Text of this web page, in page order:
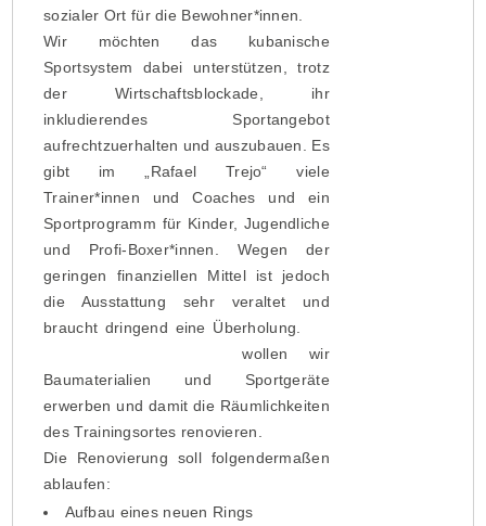
sozialer Ort für die Bewohner*innen.
Wir möchten das kubanische
Sportsystem dabei unterstützen, trotz
der Wirtschaftsblockade, ihr
inkludierendes Sportangebot
aufrechtzuerhalten und auszubauen. Es
gibt im „Rafael Trejo“ viele
Trainer*innen und Coaches und ein
Sportprogramm für Kinder, Jugendliche
und Profi-Boxer*innen. Wegen der
geringen finanziellen Mittel ist jedoch
die Ausstattung sehr veraltet und
braucht dringend eine Überholung.
wollen wir
Baumaterialien und Sportgeräte
erwerben und damit die Räumlichkeiten
des Trainingsortes renovieren.
Die Renovierung soll folgendermaßen
ablaufen:
Aufbau eines neuen Rings